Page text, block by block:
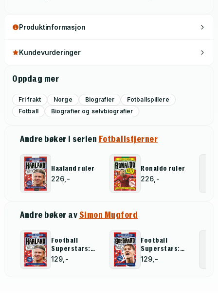
Produktinformasjon
Kundevurderinger
Oppdag mer
Fri frakt Norge Biografier
Fotballspillere
Fotball
Biografier og selvbiografier
Andre bøker i serien Fotballstjerner
Haaland ruler
226,-
Ronaldo ruler
226,-
Andre bøker avSimon Mugford
Football
Superstars:
Haaland Rules
129,-
Football
Superstars:
Ødegaard
Rules
129,-